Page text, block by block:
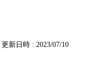
更新日時 : 2023/07/10